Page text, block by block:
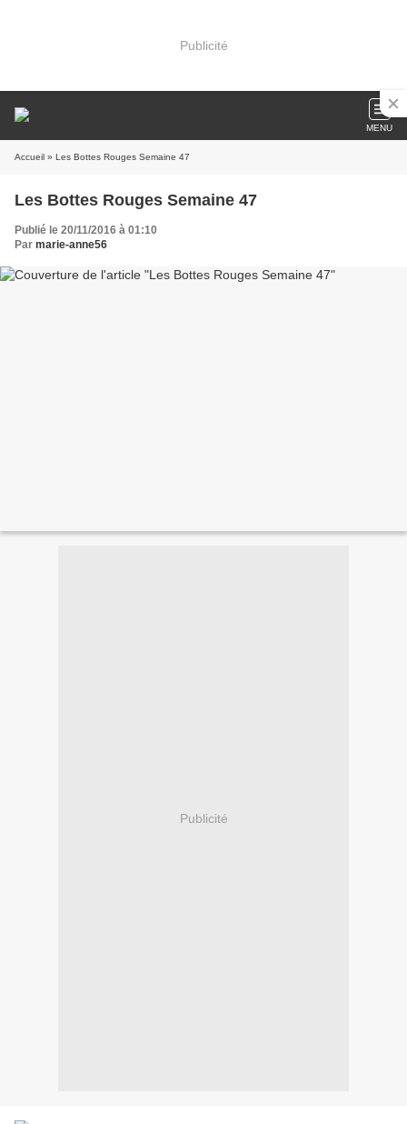
Publicité
MENU
Accueil » Les Bottes Rouges Semaine 47
Les Bottes Rouges Semaine 47
Publié le 20/11/2016 à 01:10
Par marie-anne56
Publicité